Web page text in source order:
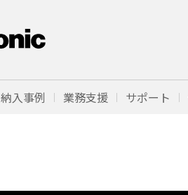
納入事例 業務支援 サポート